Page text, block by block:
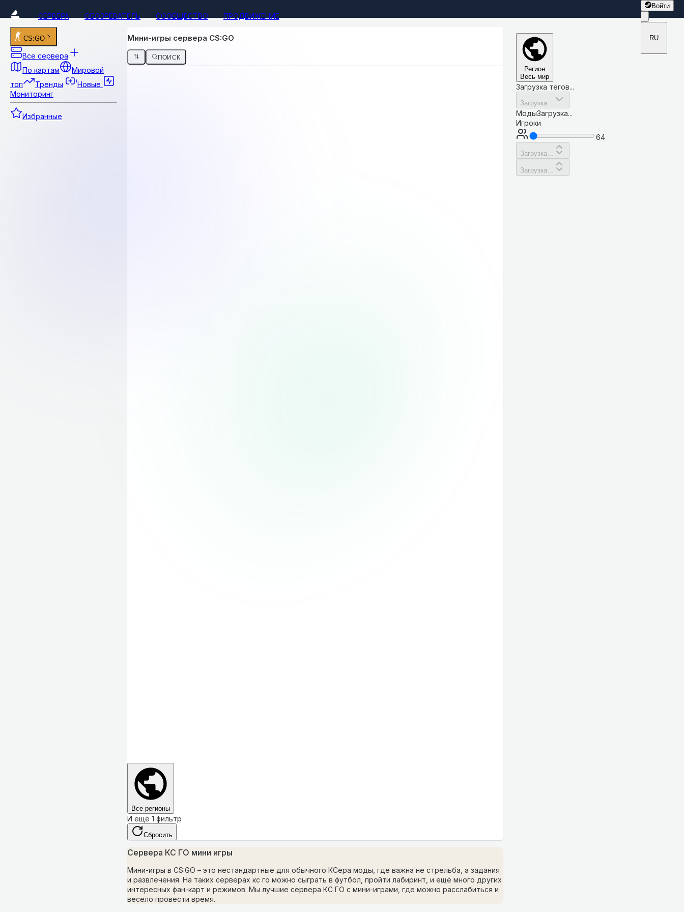
СЕРВЕРА ОБОЗРЕВАТЕЛЬ СООБЩЕСТВО ПРОДВИЖЕНИЕ
Войти
RU
CS:GO
Все сервера
По картам
Мировой
топ
Тренды
Новые
Мониторинг
Избранные
Мини-игры сервера CS:GO
ПОИСК
Все регионы
И ещё 1 фильтр
Сбросить
Сервера КС ГО мини игры
Мини-игры в CS:GO – это нестандартные для обычного КСера моды, где важна не стрельба, а задания
и развлечения. На таких серверах кс го можно сыграть в футбол, пройти лабиринт, и ещё много других
интересных фан-карт и режимов. Мы лучшие сервера КС ГО с мини-играми, где можно расслабиться и
весело провести время.
Регион
Весь мир
Загрузка тегов...
Загрузка...
МодыЗагрузка...
Игроки
64
Загрузка...
Загрузка...